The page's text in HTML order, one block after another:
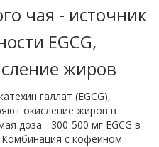
чая - источник
EGCG,
жиров
галлат (EGCG),
окисление жиров в
доза - 300-500 мг EGCG в
с кофеином